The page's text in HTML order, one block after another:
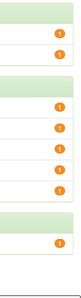
1
1
1
1
1
1
1
1